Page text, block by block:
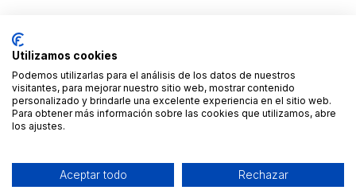
Utilizamos cookies
Podemos utilizarlas para el análisis de los datos de nuestros
visitantes, para mejorar nuestro sitio web, mostrar contenido
personalizado y brindarle una excelente experiencia en el sitio web.
Para obtener más información sobre las cookies que utilizamos, abre
los ajustes.
Aceptar todo Rechazar